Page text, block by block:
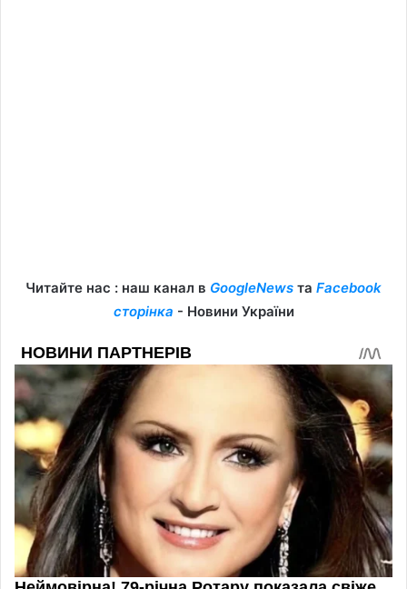
Читайте нас : наш канал в GoogleNews та Facebook
сторінка - Новини України